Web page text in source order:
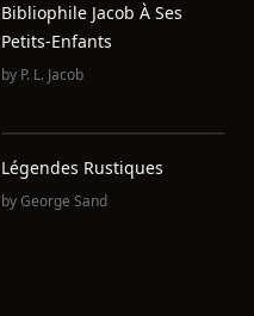
Bibliophile Jacob À Ses
Petits-Enfants
by P. L. Jacob
Légendes Rustiques
byGeorge Sand